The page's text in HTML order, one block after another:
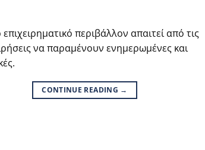
περιβάλλον απαιτεί από τις
να παραμένουν ενημερωμένες και
CONTINUE READING →